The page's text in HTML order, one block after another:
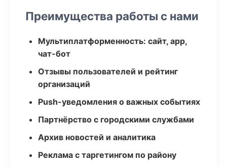
Преимущества работы с нами
Мультиплатформенность: сайт, app,
чат-бот
Отзывы пользователей и рейтинг
организаций
Push-уведомления о важных событиях
Партнёрство с городскими службами
Архив новостей и аналитика
Реклама с таргетингом по району